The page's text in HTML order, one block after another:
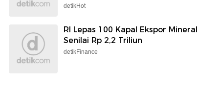
detikHot
RI Lepas 100 Kapal Ekspor Mineral
Senilai Rp 2,2 Triliun
detikFinance